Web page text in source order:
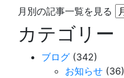
月別の記事一覧を見る
カテゴリー
ブログ (342)
お知らせ (36)